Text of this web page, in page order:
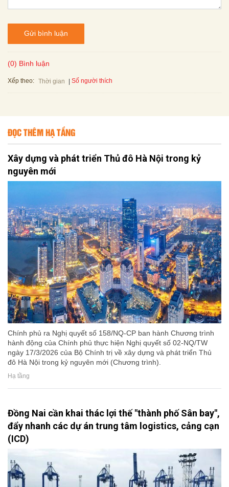
Gửi bình luận
(0) Bình luận
Xếp theo: Thời gian Số người thích
ĐỌC THÊM HẠ TẦNG
Xây dựng và phát triển Thủ đô Hà Nội trong kỷ
nguyên mới
Chính phủ ra Nghị quyết số 158/NQ-CP ban hành Chương trình
hành động của Chính phủ thực hiện Nghị quyết số 02-NQ/TW
ngày 17/3/2026 của Bộ Chính trị về xây dựng và phát triển Thủ
đô Hà Nội trong kỷ nguyên mới (Chương trình).
Hạ tầng
Đồng Nai cần khai thác lợi thế "thành phố Sân bay",
đẩy nhanh các dự án trung tâm logistics, cảng cạn
(ICD)